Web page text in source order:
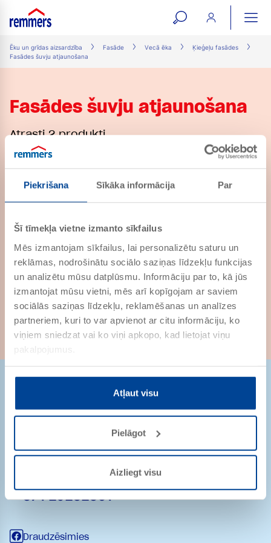
Piekrišana Sīkāka informācija Par
Šī tīmekļa vietne izmanto sīkfailus
Mēs izmantojam sīkfailus, lai personalizētu saturu un
reklāmas, nodrošinātu sociālo saziņas līdzekļu funkcijas
un analizētu mūsu datplūsmu. Informāciju par to, kā jūs
izmantojat mūsu vietni, mēs arī kopīgojam ar saviem
sociālās saziņas līdzekļu, reklamēšanas un analīzes
partneriem, kuri to var apvienot ar citu informāciju, ko
viņiem sniedzat vai ko viņi apkopo, kad lietojat viņu
pakalpojumus.
Atļaut visu
Pielāgot
Aizliegt visu
open
search
form
Ēku un grīdas aizsardzība Fasāde Vecā ēka
Ķieģeļu fasādes
Fasādes šuvju atjaunošana
Fasādes šuvju atjaunošana
Atrasti 2 produkti
FM SAN
PRECES NR. 106525
java
FM TK
PRECES NR. 102225
Latvija
pasutijumi@remmers.com
+ 371 29232361
Draudzēsimies